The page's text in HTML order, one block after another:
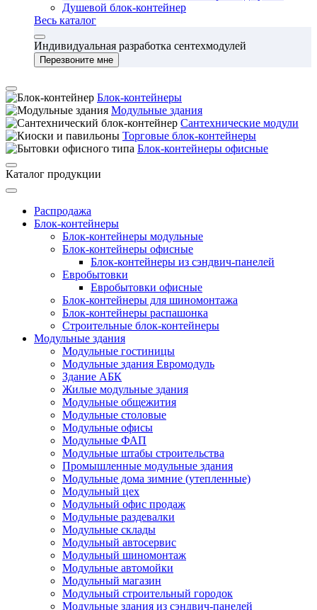
Душевой блок-контейнер
Весь каталог
Индивидуальная разработка сентехмодулей
Перезвоните мне
Блок-контейнеры
Модульные здания
Сантехнические модули
Торговые блок-контейнеры
Блок-контейнеры офисные
Каталог продукции
Распродажа
Блок-контейнеры
Блок-контейнеры модульные
Блок-контейнеры офисные
Блок-контейнеры из сэндвич-панелей
Евробытовки
Евробытовки офисные
Блок-контейнеры для шиномонтажа
Блок-контейнеры распашонка
Строительные блок-контейнеры
Модульные здания
Модульные гостиницы
Модульные здания Евромодуль
Здание АБК
Жилые модульные здания
Модульные общежития
Модульные столовые
Модульные офисы
Модульные ФАП
Модульные штабы строительства
Промышленные модульные здания
Модульные дома зимние (утепленные)
Модульный цех
Модульный офис продаж
Модульные раздевалки
Модульные склады
Модульный автосервис
Модульный шиномонтаж
Модульные автомойки
Модульный магазин
Модульный строительный городок
Модульные здания из сэндвич-панелей